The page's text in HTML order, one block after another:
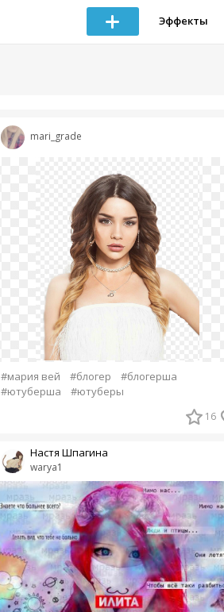
Эффекты
mari_grade
#мария вей #блогер
#блогерша
#ютуберша
#ютуберы
16
warya1
Настя Шпагина